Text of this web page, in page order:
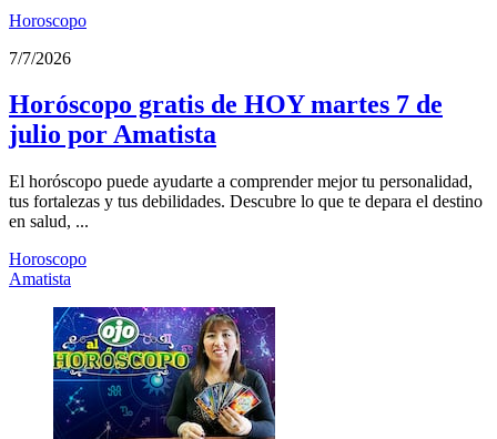
Horoscopo
7/7/2026
Horóscopo gratis de HOY martes 7 de
julio por Amatista
El horóscopo puede ayudarte a comprender mejor tu personalidad,
tus fortalezas y tus debilidades. Descubre lo que te depara el destino
en salud, ...
Horoscopo
Amatista